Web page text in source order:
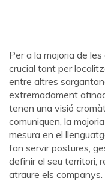
Per a la majoria de
crucial tant per
entre altres
extremadament
tenen una visió
comuniquen, la
mesura en el
fan servir postures,
definir el seu territori,
atraure els companys.